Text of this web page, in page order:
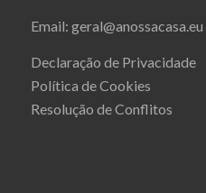
Email: geral@anossacasa.eu
Declaração de Privacidade
Política de Cookies
Resolução de Conflitos